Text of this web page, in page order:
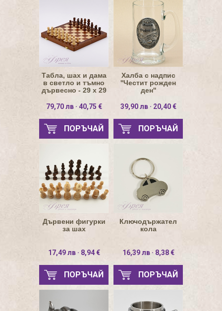
Табла, шах и дама
в светло и тъмно
дървесно - 29 х 29
79,70 лв · 40,75 €
ПОРЪЧАЙ
Халба с надпис
''Честит рожден
ден''
39,90 лв · 20,40 €
ПОРЪЧАЙ
Дървени фигурки
за шах
17,49 лв · 8,94 €
ПОРЪЧАЙ
Ключодържател
кола
16,39 лв · 8,38 €
ПОРЪЧАЙ